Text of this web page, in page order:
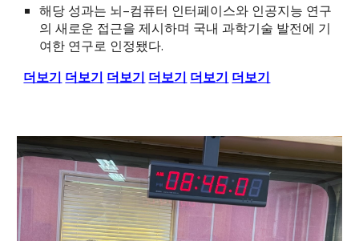
해당 성과는 뇌–컴퓨터 인터페이스와 인공지능 연구
의 새로운 접근을 제시하며 국내 과학기술 발전에 기
여한 연구로 인정됐다.
더보기 더보기 더보기 더보기 더보기 더보기